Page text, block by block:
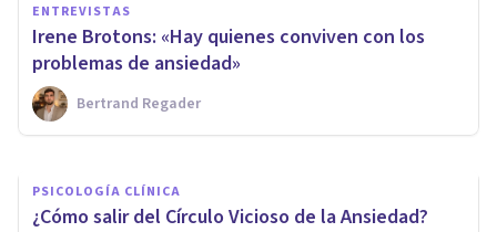
ENTREVISTAS
Irene Brotons: «Hay quienes conviven con los
problemas de ansiedad»
Bertrand Regader
¿Cómo reconocer los síntomas
de la agorafobia?
Arturo Torres
PSICOLOGÍA CLÍNICA
¿Cómo salir del Círculo Vicioso de la Ansiedad?